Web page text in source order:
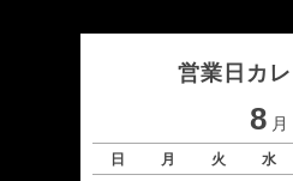
営業日カ
8 月
日 月 火 水